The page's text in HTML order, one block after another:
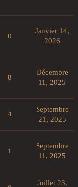
0
Janvier 14,
2026
8
Décembre
11, 2025
4
Septembre
21, 2025
1
Septembre
11, 2025
Juillet 23,